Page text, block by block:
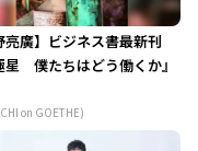
亮廣】ビジネス書最新刊
星 僕たちはどう働くか』
on GOETHE)